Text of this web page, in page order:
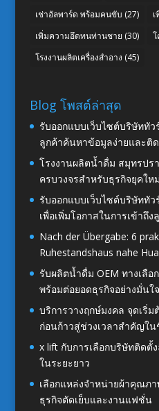
เช่าอัลพาร์ด พร้อมคนขับ (27)
เพิ่มความอึดทนท่านชาย (30)
โรงงานผลิตเครื่องสำอาง (45)
Blog โพสต์ล่าสุด
รับออกแบบเว็บไซต์บริษัททัว
ลูกค้าค้นหาข้อมูลง่ายและติด
โรงงานผลิตน้ำดื่ม สมุทรปร
ครบวงจรสำหรับธุรกิจยุคใหม่
รับออกแบบเว็บไซต์บริษัททัว
เพื่อเพิ่มโอกาสในการเข้าถึง
Nach der Übergabe: 6
Ruhestandshaus nahe
รับผลิตน้ำดื่ม OEM ทางเลื
พร้อมต่อยอดธุรกิจอย่างมั่นใจ
บริการวางฤกษ์มงคล จุดเริ่
ก่อนก้าวสู่ช่วงเวลาสำคัญใ
x lift กับการเลือกบริษัทติดตั้
ในระยะยาว
เลือกแหล่งจำหน่ายผ้าคุณภ
ธุรกิจตัดเย็บและงานแฟชั่น